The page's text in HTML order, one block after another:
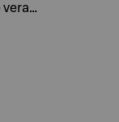
vera…